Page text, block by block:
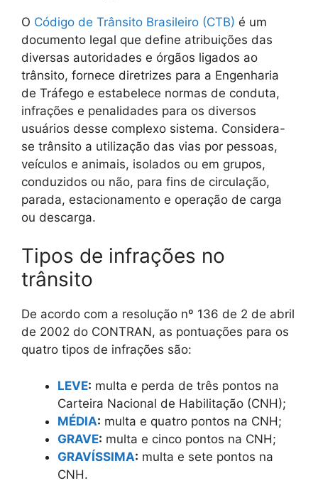
O Código de Trânsito Brasileiro (CTB) é um
documento legal que define atribuições das
diversas autoridades e órgãos ligados ao
trânsito, fornece diretrizes para a Engenharia
de Tráfego e estabelece normas de conduta,
infrações e penalidades para os diversos
usuários desse complexo sistema. Considera-
se trânsito a utilização das vias por pessoas,
veículos e animais, isolados ou em grupos,
conduzidos ou não, para fins de circulação,
parada, estacionamento e operação de carga
ou descarga.
Tipos de infrações no
trânsito
De acordo com a resolução nº 136 de 2 de abril
de 2002 do CONTRAN, as pontuações para os
quatro tipos de infrações são:
LEVE: multa e perda de três pontos na
Carteira Nacional de Habilitação (CNH);
MÉDIA: multa e quatro pontos na CNH;
GRAVE: multa e cinco pontos na CNH;
GRAVÍSSIMA: multa e sete pontos na
CNH.